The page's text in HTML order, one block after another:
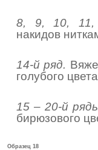
8, 9, 10, 11,
накидов
14-й ряд.
голубого
15 – 20-й
бирюзового
Образец 18